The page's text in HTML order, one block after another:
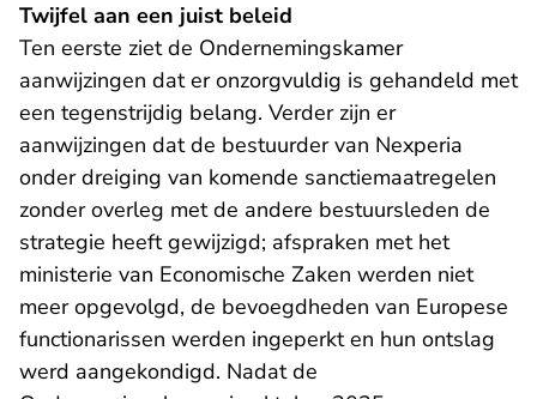
Twijfel aan een juist beleid
Ten eerste ziet de Ondernemingskamer
aanwijzingen dat er onzorgvuldig is gehandeld met
een tegenstrijdig belang. Verder zijn er
aanwijzingen dat de bestuurder van Nexperia
onder dreiging van komende sanctiemaatregelen
zonder overleg met de andere bestuursleden de
strategie heeft gewijzigd; afspraken met het
ministerie van Economische Zaken werden niet
meer opgevolgd, de bevoegdheden van Europese
functionarissen werden ingeperkt en hun ontslag
werd aangekondigd. Nadat de